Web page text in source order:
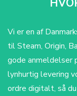
Vi er en af
til Steam, Origin,
gode anmeldelser
lynhurtig levering
ordre digitalt, så